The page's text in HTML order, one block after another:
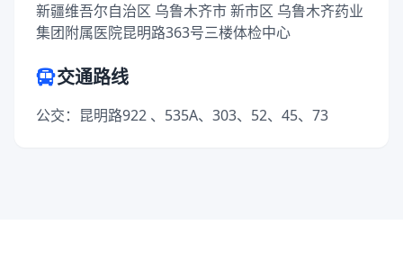
新疆维吾尔自治区 乌鲁木齐市 新市区 乌鲁木齐药业
集团附属医院昆明路363号三楼体检中心
交通路线
公交：昆明路922 、535A、303、52、45、73